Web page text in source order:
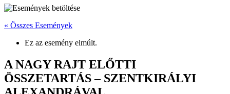
« Összes Események
Ez az esemény elmúlt.
A NAGY RAJT ELŐTTI
ÖSSZETARTÁS – SZENTKIRÁLYI